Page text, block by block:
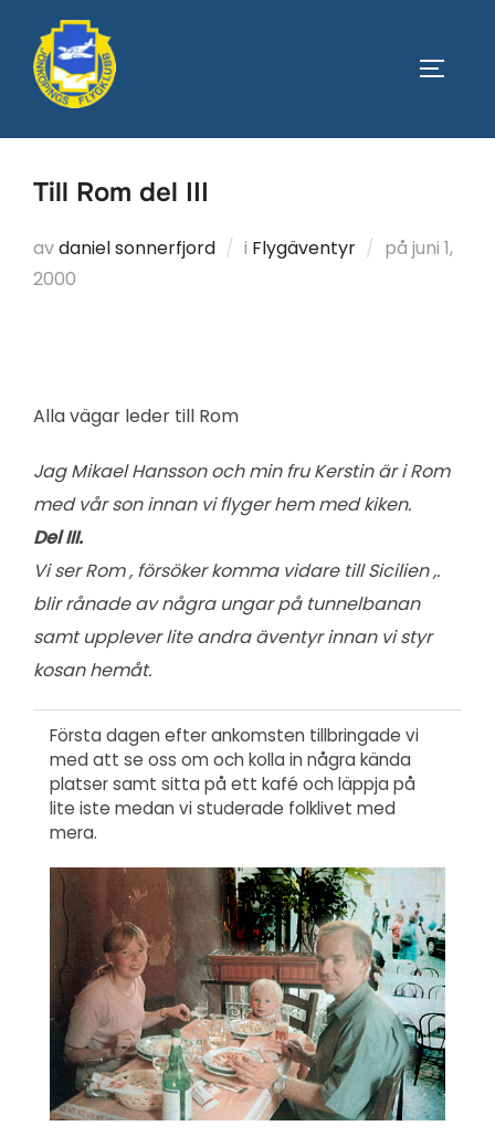
innehåll
SLÅ
Till Rom del III
avdaniel sonnerfjord i Flygäventyr på juni 1,
2000
Alla vägar leder till Rom
Jag Mikael Hansson och min fru Kerstin är i Rom
med vår son innan vi flyger hem med kiken.
Del III.
Vi ser Rom , försöker komma vidare till Sicilien ,.
blir rånade av några ungar på tunnelbanan
samt upplever lite andra äventyr innan vi styr
kosan hemåt.
Första dagen efter ankomsten tillbringade vi
med att se oss om och kolla in några kända
platser samt sitta på ett kafé och läppja på
lite iste medan vi studerade folklivet med
mera.